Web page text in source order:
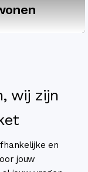
wij zijn
en
jouw